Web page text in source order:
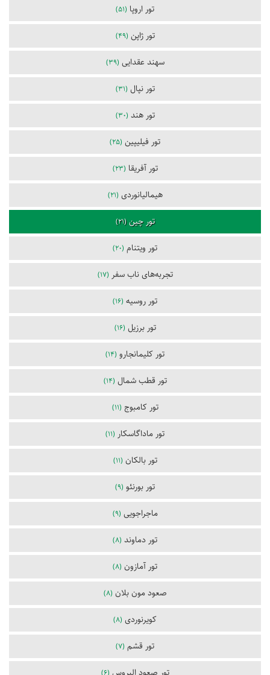
تور اروپا (51)
تور ژاپن (49)
سهند عقدایی (39)
تور نپال (31)
تور هند (30)
تور فیلیپین (25)
تور آفریقا (23)
هیمالیانوردی (21)
تور چین(21)
تور ویتنام (20)
تجربه‌های ناب سفر (17)
تور روسیه (16)
تور برزیل (16)
تور کلیمانجارو (14)
تور قطب شمال (14)
تور کامبوج (11)
تور ماداگاسکار (11)
تور بالکان (11)
تور بورنئو (9)
ماجراجویی (9)
تور دماوند (8)
تور آمازون (8)
صعود مون بلان (8)
کویرنوردی (8)
تور قشم (7)
(6)